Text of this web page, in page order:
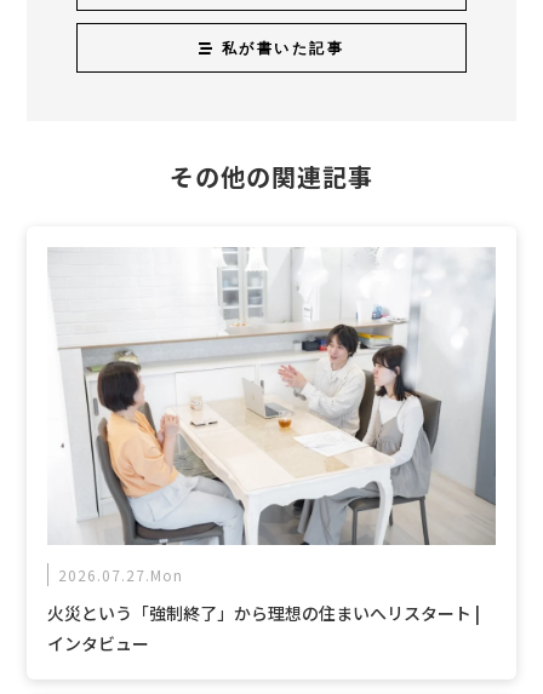
私が書いた記事
その他の関連記事
2026.07.27.Mon
火災という「強制終了」から理想の住まいへリスタート |
インタビュー